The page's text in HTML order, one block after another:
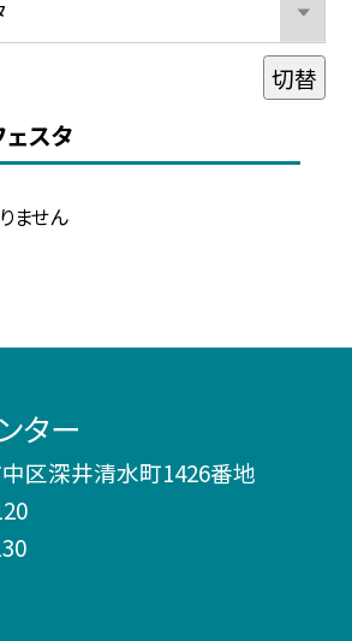
スタ
ません
切替
ター
区深井清水町1426番地